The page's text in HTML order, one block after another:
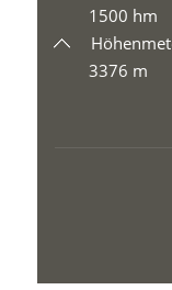
1500 hm
3376 m